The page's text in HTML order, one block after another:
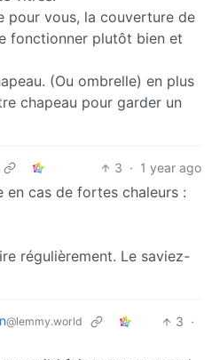
pour vous, la couverture de
fonctionner plutôt bien et
(Ou ombrelle) en plus
chapeau pour garder un
3 · 1 year ago
en cas de fortes chaleurs :
régulièrement. Le saviez-
@lemmy.world 3 ·